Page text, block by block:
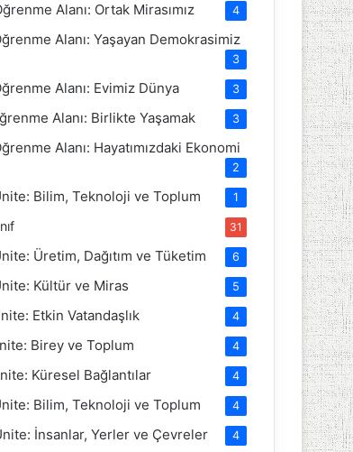
Alanı: Ortak Mirasımız 4
Alanı: Yaşayan Demokrasimiz
3
Alanı: Evimiz Dünya 3
Alanı: Birlikte Yaşamak 3
Alanı: Hayatımızdaki Ekonomi
2
Bilim, Teknoloji ve Toplum 1
31
Üretim, Dağıtım ve Tüketim 6
Kültür ve Miras 5
Etkin Vatandaşlık 4
Birey ve Toplum 4
Küresel Bağlantılar 4
Bilim, Teknoloji ve Toplum 4
İnsanlar, Yerler ve Çevreler 4